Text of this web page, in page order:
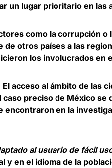
un lugar prioritario en las
como la corrupción
de otros países a las
los involucrados en
El acceso al ámbito de las
caso preciso de México se
encontraron en la
al usuario de fácil
y en el idioma de la